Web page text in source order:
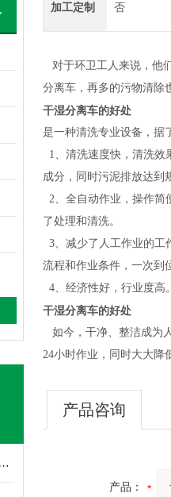
干湿分离车在使用完后也是需要进行日常维护保养的
加工定制 否
对于环卫工人来说，他
分离车 ，再多的污物清除
干湿分离车的好处
是一种清洗专业设备，据
1、清洗速度快，清洗效
成分，同时污泥排放达到
2、全自动作业，操作简
了处理和清洗。
3、减少了人工作业的工
流程和作业条件，一次到
4、经济性好，行业度高。
干湿分离车的好处
如今，干净、整洁成为
24小时作业，同时大大降
产品咨询
产品：